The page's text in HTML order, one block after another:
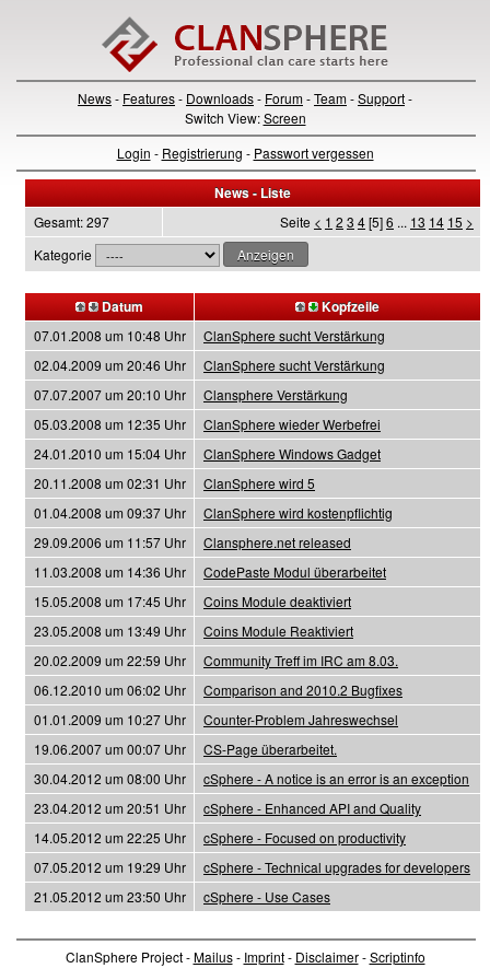
News- Features- Downloads- Forum-Team-Support-
Switch View:Screen
Login - Registrierung - Passwort vergessen
News - Liste
Gesamt: 297 Seite < 1 2 3 4[5]6 ... 13 14 15 >
Kategorie
Datum Kopfzeile
07.01.2008 um 10:48 Uhr
ClanSphere sucht Verstärkung
02.04.2009 um 20:46 Uhr
ClanSphere sucht Verstärkung
07.07.2007 um 20:10 Uhr
Clansphere Verstärkung
05.03.2008 um 12:35 Uhr
ClanSphere wieder Werbefrei
24.01.2010 um 15:04 Uhr
ClanSphere Windows Gadget
20.11.2008 um 02:31 Uhr
ClanSphere wird 5
01.04.2008 um 09:37 Uhr
ClanSphere wird kostenpflichtig
29.09.2006 um 11:57 Uhr
Clansphere.net released
11.03.2008 um 14:36 Uhr
CodePaste Modul überarbeitet
15.05.2008 um 17:45 Uhr
Coins Module deaktiviert
23.05.2008 um 13:49 Uhr
Coins Module Reaktiviert
20.02.2009 um 22:59 Uhr
Community Treff im IRC am 8.03.
06.12.2010 um 06:02 Uhr
Comparison and 2010.2 Bugfixes
01.01.2009 um 10:27 Uhr
Counter-Problem Jahreswechsel
19.06.2007 um 00:07 Uhr
CS-Page überarbeitet.
30.04.2012 um 08:00 Uhr
cSphere - A notice is an error is an exception
23.04.2012 um 20:51 Uhr
cSphere - Enhanced API and Quality
14.05.2012 um 22:25 Uhr
cSphere - Focused on productivity
07.05.2012 um 19:29 Uhr
cSphere - Technical upgrades for developers
21.05.2012 um 23:50 Uhr
cSphere - Use Cases
ClanSphere Project -Mailus- Imprint- Disclaimer-Scriptinfo